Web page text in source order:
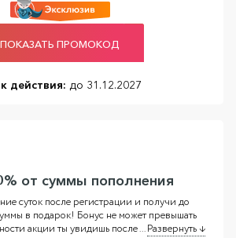
ПОКАЗАТЬ ПРОМОКОД
действия: до 31.12.2027
от суммы пополнения
суток после регистрации и получи до
в подарок! Бонус не может превышать
акции ты увидишь после...Развернуть ↓